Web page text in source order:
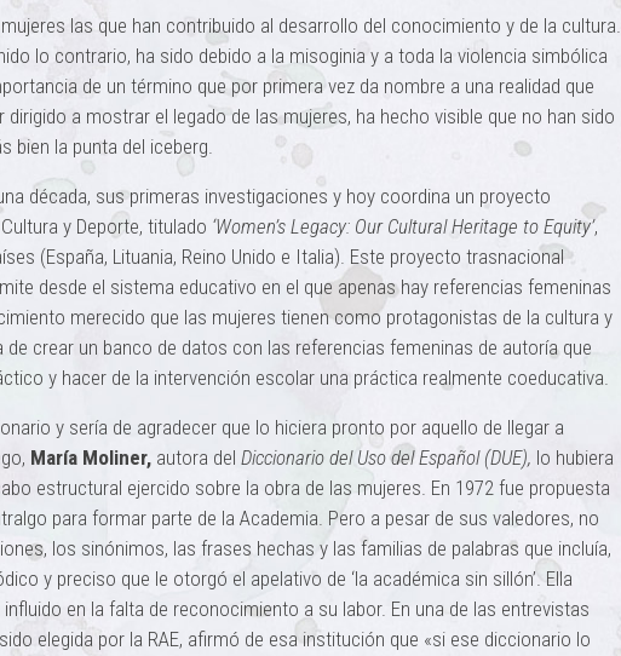
las que han contribuido al desarrollo del conocimiento y de la cultura.
lo contrario, ha sido debido a la misoginia y a toda la violencia simbólica
de un término que por primera vez da nombre a una realidad que
a mostrar el legado de las mujeres, ha hecho visible que no han sido
bien la punta del iceberg.
década, sus primeras investigaciones y hoy coordina un proyecto
y Deporte, titulado ‘Women’s Legacy: Our Cultural Heritage to Equity’,
(España, Lituania, Reino Unido e Italia). Este proyecto trasnacional
desde el sistema educativo en el que apenas hay referencias femeninas
merecido que las mujeres tienen como protagonistas de la cultura y
crear un banco de datos con las referencias femeninas de autoría que
y hacer de la intervención escolar una práctica realmente coeducativa.
y sería de agradecer que lo hiciera pronto por aquello de llegar a
María Moliner, autora del Diccionario del Uso del Español (DUE), lo hubiera
estructural ejercido sobre la obra de las mujeres. En 1972 fue propuesta
para formar parte de la Academia. Pero a pesar de sus valedores, no
los sinónimos, las frases hechas y las familias de palabras que incluía,
y preciso que le otorgó el apelativo de ‘la académica sin sillón’. Ella
en la falta de reconocimiento a su labor. En una de las entrevistas
elegida por la RAE, afirmó de esa institución que «si ese diccionario lo